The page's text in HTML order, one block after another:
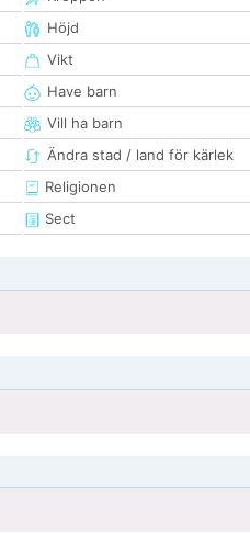
Höjd
Vikt
Have barn
Vill ha barn
Ändra stad / land för kärlek
Religionen
Sect